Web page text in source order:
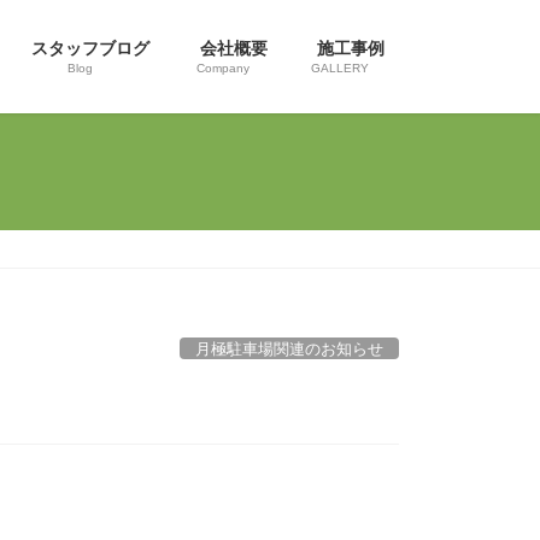
スタッフブログ
Blog
会社概要
Company
施工事例
GALLERY
月極駐車場関連のお知らせ